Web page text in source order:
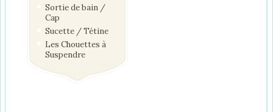
Sortie de bain /
Cap
Sucette / Tétine
Les Chouettes à
Suspendre